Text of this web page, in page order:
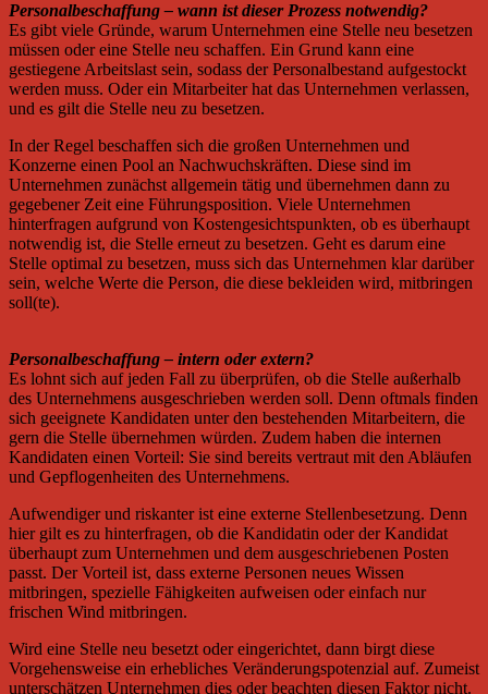
Personalbeschaffung – wann ist dieser Prozess notwendig?
Es gibt viele Gründe, warum Unternehmen eine Stelle neu besetzen
müssen oder eine Stelle neu schaffen. Ein Grund kann eine
gestiegene Arbeitslast sein, sodass der Personalbestand aufgestockt
werden muss. Oder ein Mitarbeiter hat das Unternehmen verlassen,
und es gilt die Stelle neu zu besetzen.
In der Regel beschaffen sich die großen Unternehmen und
Konzerne einen Pool an Nachwuchskräften. Diese sind im
Unternehmen zunächst allgemein tätig und übernehmen dann zu
gegebener Zeit eine Führungsposition. Viele Unternehmen
hinterfragen aufgrund von Kostengesichtspunkten, ob es überhaupt
notwendig ist, die Stelle erneut zu besetzen. Geht es darum eine
Stelle optimal zu besetzen, muss sich das Unternehmen klar darüber
sein, welche Werte die Person, die diese bekleiden wird, mitbringen
soll(te).
Personalbeschaffung – intern oder extern?
Es lohnt sich auf jeden Fall zu überprüfen, ob die Stelle außerhalb
des Unternehmens ausgeschrieben werden soll. Denn oftmals finden
sich geeignete Kandidaten unter den bestehenden Mitarbeitern, die
gern die Stelle übernehmen würden. Zudem haben die internen
Kandidaten einen Vorteil: Sie sind bereits vertraut mit den Abläufen
und Gepflogenheiten des Unternehmens.
Aufwendiger und riskanter ist eine externe Stellenbesetzung. Denn
hier gilt es zu hinterfragen, ob die Kandidatin oder der Kandidat
überhaupt zum Unternehmen und dem ausgeschriebenen Posten
passt. Der Vorteil ist, dass externe Personen neues Wissen
mitbringen, spezielle Fähigkeiten aufweisen oder einfach nur
frischen Wind mitbringen.
Wird eine Stelle neu besetzt oder eingerichtet, dann birgt diese
Vorgehensweise ein erhebliches Veränderungspotenzial auf. Zumeist
unterschätzen Unternehmen dies oder beachten diesen Faktor nicht.